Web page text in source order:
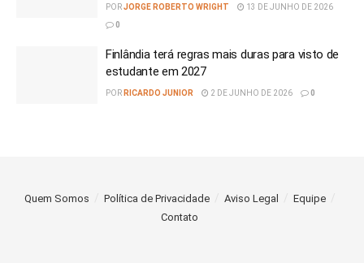
PORJORGE ROBERTO WRIGHT
13 DE JUNHO DE 2026
0
Finlândia terá regras mais duras para visto de
estudante em 2027
POR RICARDO JUNIOR 2 DE JUNHO DE 2026 0
Quem Somos Política de Privacidade Aviso Legal
Equipe
Contato